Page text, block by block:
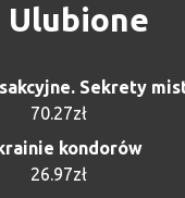
Ulubione
Sekrety
70.27zł
kondorów
26.97zł